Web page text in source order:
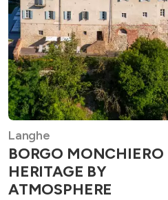
Langhe
BORGO MONCHIERO
HERITAGE BY
ATMOSPHERE